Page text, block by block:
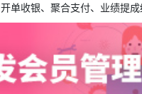
开单收银、聚合支付、业绩提